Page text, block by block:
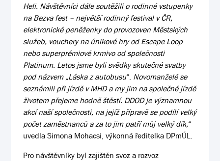
Heli. Návštěvníci dále soutěžili o rodinné vstupenky
na Bezva fest – největší rodinný festival v ČR,
elektronické peněženky do provozoven Městských
služeb, vouchery na únikové hry od Escape Loop
nebo superprémiové krmivo od společnosti
Platinum. Letos jsme byli svědky skutečné svatby
pod názvem „Láska z autobusu“. Novomanželé se
seznámili při jízdě v MHD a my jim na společné jízdě
životem přejeme hodně štěstí. DDOD je významnou
akcí naší společnosti, na jejíž přípravě se podílí velký
počet zaměstnanců a za to jim patří můj velký dík,“
uvedla Simona Mohacsi, výkonná ředitelka DPmÚL.
Pro návštěvníky byl zajištěn svoz a rozvoz